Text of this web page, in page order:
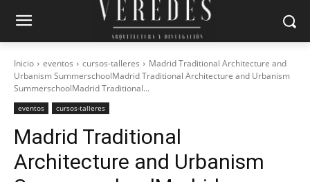
Inicio eventos cursos-talleres
Madrid Traditional Architecture and
Urbanism SummerschoolMadrid Traditional Architecture and Urbanism
SummerschoolMadrid Traditional...
eventos cursos-talleres
Madrid Traditional
Architecture and Urbanism